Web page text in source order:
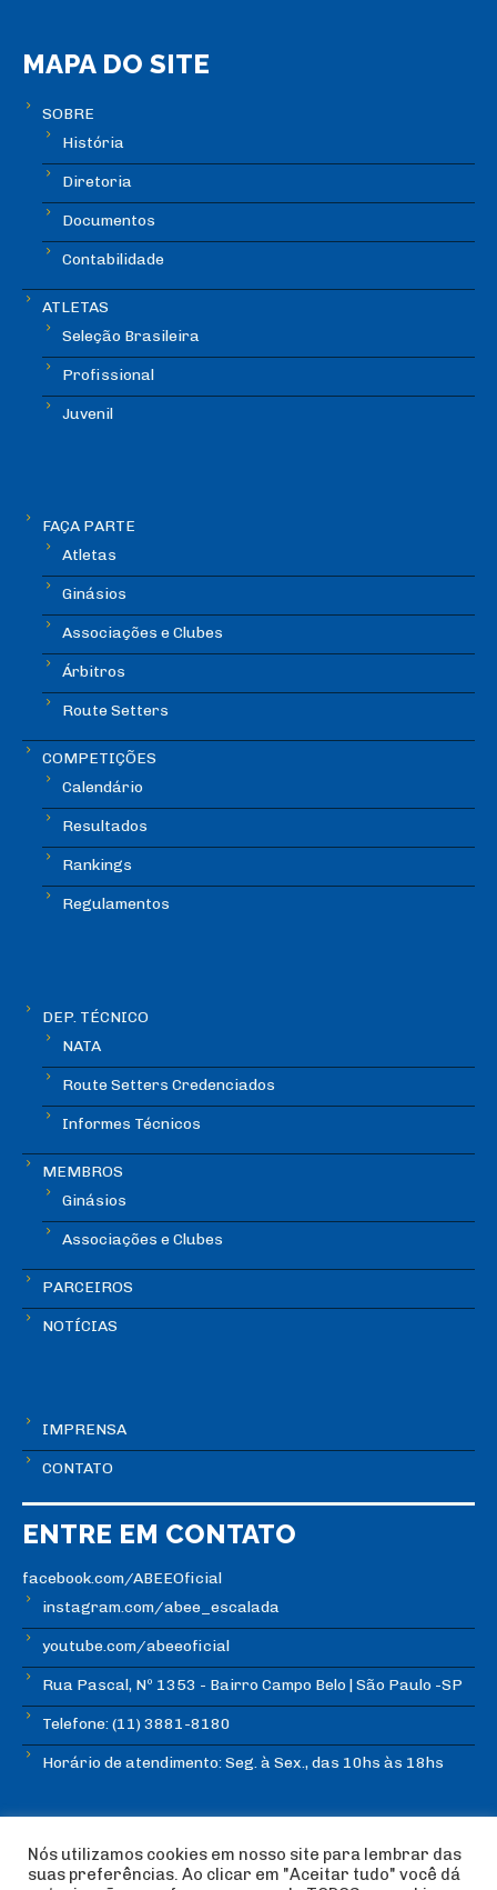
MAPA DO SITE
SOBRE
História
Diretoria
Documentos
Contabilidade
ATLETAS
Seleção Brasileira
Profissional
Juvenil
FAÇA PARTE
Atletas
Ginásios
Associações e Clubes
Árbitros
Route Setters
COMPETIÇÕES
Calendário
Resultados
Rankings
Regulamentos
DEP. TÉCNICO
NATA
Route Setters Credenciados
Informes Técnicos
MEMBROS
Ginásios
Associações e Clubes
PARCEIROS
NOTÍCIAS
IMPRENSA
CONTATO
ENTRE EM CONTATO
facebook.com/ABEEOficial
instagram.com/abee_escalada
youtube.com/abeeoficial
Rua Pascal, Nº 1353 - Bairro Campo Belo | São Paulo -SP
Telefone: (11) 3881-8180
Horário de atendimento: Seg. à Sex., das 10hs às 18hs
Nós utilizamos cookies em nosso site para lembrar das
suas preferências. Ao clicar em "Aceitar tudo" você dá